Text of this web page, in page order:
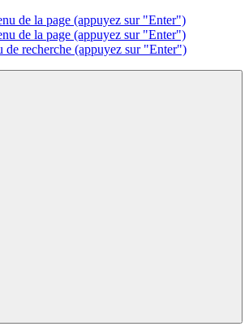
de la page (appuyez sur "Enter")
de la page (appuyez sur "Enter")
de recherche (appuyez sur "Enter")